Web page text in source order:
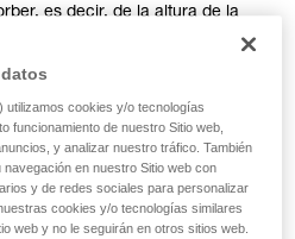
es decir, de la altura de la
del elemento de amarre.
DE TRABAJO POR DEBAJO
utilizamos cookies y/o tecnologías
funcionamiento de nuestro Sitio web,
y analizar nuestro tráfico. También
en nuestro Sitio web con
y de redes sociales para personalizar
cookies y/o tecnologías similares
web y no le seguirán en otros sitios web.